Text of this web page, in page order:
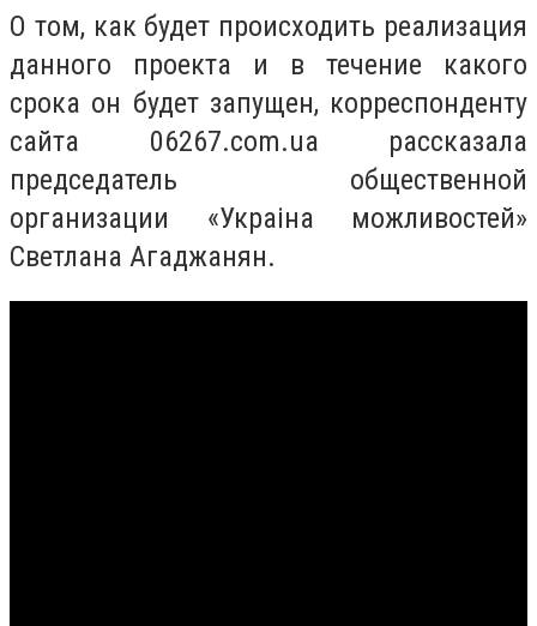
О том, как будет происходить реализация
данного проекта и в течение какого
срока он будет запущен, корреспонденту
сайта 06267.com.ua рассказала
председатель общественной
организации «Украiна можливостей»
Светлана Агаджанян.